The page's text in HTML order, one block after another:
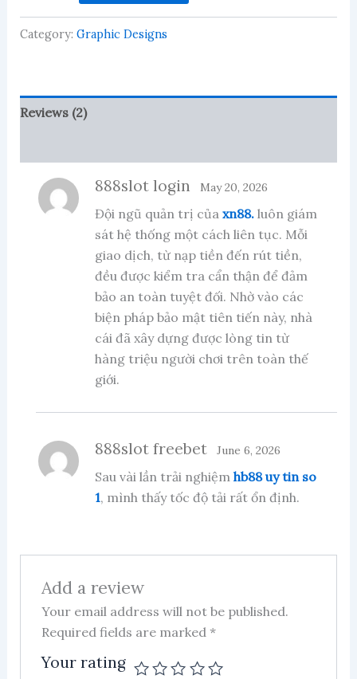
invoice
Category: Graphic Designs
Reviews (2)
888slot login May 20, 2026
Đội ngũ quản trị của xn88.luôn giám
sát hệ thống một cách liên tục. Mỗi
giao dịch, từ nạp tiền đến rút tiền,
đều được kiểm tra cẩn thận để đảm
bảo an toàn tuyệt đối. Nhờ vào các
biện pháp bảo mật tiên tiến này, nhà
cái đã xây dựng được lòng tin từ
hàng triệu người chơi trên toàn thế
giới.
888slot freebet June 6, 2026
Sau vài lần trải nghiệm hb88 uy tin so
1, mình thấy tốc độ tải rất ổn định.
Add a review
Your email address will not be published.
Required fields are marked*
Your rating